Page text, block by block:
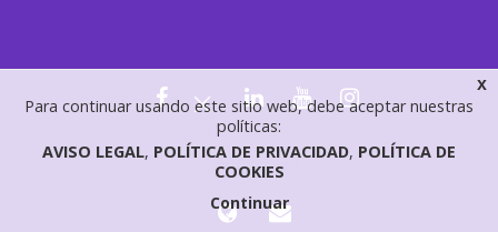
Contáctanos
Para continuar usando este sitio web, debe aceptar nuestras
políticas:
AVISO LEGAL POLÍTICA DE PRIVACIDAD POLÍTICA DE
COOKIES
Continuar
x